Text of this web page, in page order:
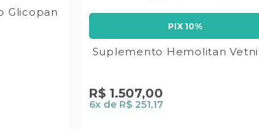
Glicopan
PIX 10%
Suplemento Hemolitan
R$ 1.507,00
6x de R$ 251,17